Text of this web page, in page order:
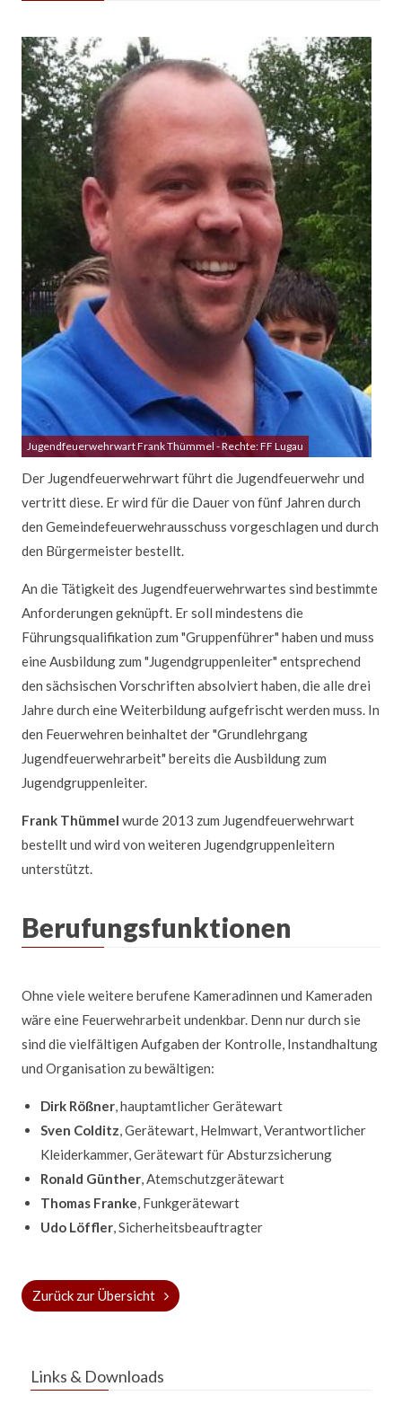
Jugendfeuerwehrwart Frank Thümmel - Rechte: FF Lugau
Der Jugendfeuerwehrwart führt die Jugendfeuerwehr und
vertritt diese. Er wird für die Dauer von fünf Jahren durch
den Gemeindefeuerwehrausschuss vorgeschlagen und durch
den Bürgermeister bestellt.
An die Tätigkeit des Jugendfeuerwehrwartes sind bestimmte
Anforderungen geknüpft. Er soll mindestens die
Führungsqualifikation zum "Gruppenführer" haben und muss
eine Ausbildung zum "Jugendgruppenleiter" entsprechend
den sächsischen Vorschriften absolviert haben, die alle drei
Jahre durch eine Weiterbildung aufgefrischt werden muss. In
den Feuerwehren beinhaltet der "Grundlehrgang
Jugendfeuerwehrarbeit" bereits die Ausbildung zum
Jugendgruppenleiter.
Frank Thümmel wurde 2013 zum Jugendfeuerwehrwart
bestellt und wird von weiteren Jugendgruppenleitern
unterstützt.
Berufungsfunktionen
Ohne viele weitere berufene Kameradinnen und Kameraden
wäre eine Feuerwehrarbeit undenkbar. Denn nur durch sie
sind die vielfältigen Aufgaben der Kontrolle, Instandhaltung
und Organisation zu bewältigen:
Dirk Rößner, hauptamtlicher Gerätewart
Sven Colditz, Gerätewart, Helmwart, Verantwortlicher
Kleiderkammer, Gerätewart für Absturzsicherung
Ronald Günther, Atemschutzgerätewart
Thomas Franke, Funkgerätewart
Udo Löffler, Sicherheitsbeauftragter
Zurück zur Übersicht
Links & Downloads